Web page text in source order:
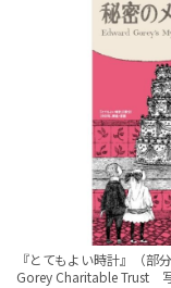
『とてもよい時計』（
Gorey Charitable Trust